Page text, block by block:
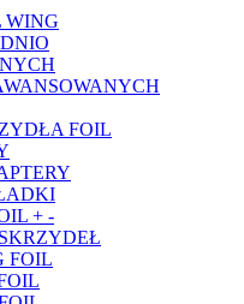
WING
FOIL
+ -
FOIL